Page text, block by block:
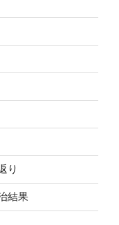
り
結果